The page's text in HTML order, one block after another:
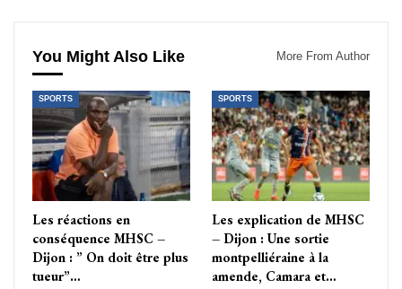
You Might Also Like More From Author
SPORTS
Les réactions en
conséquence MHSC –
Dijon : ” On doit être plus
tueur”…
SPORTS
Les explication de MHSC
– Dijon : Une sortie
montpelliéraine à la
amende, Camara et…